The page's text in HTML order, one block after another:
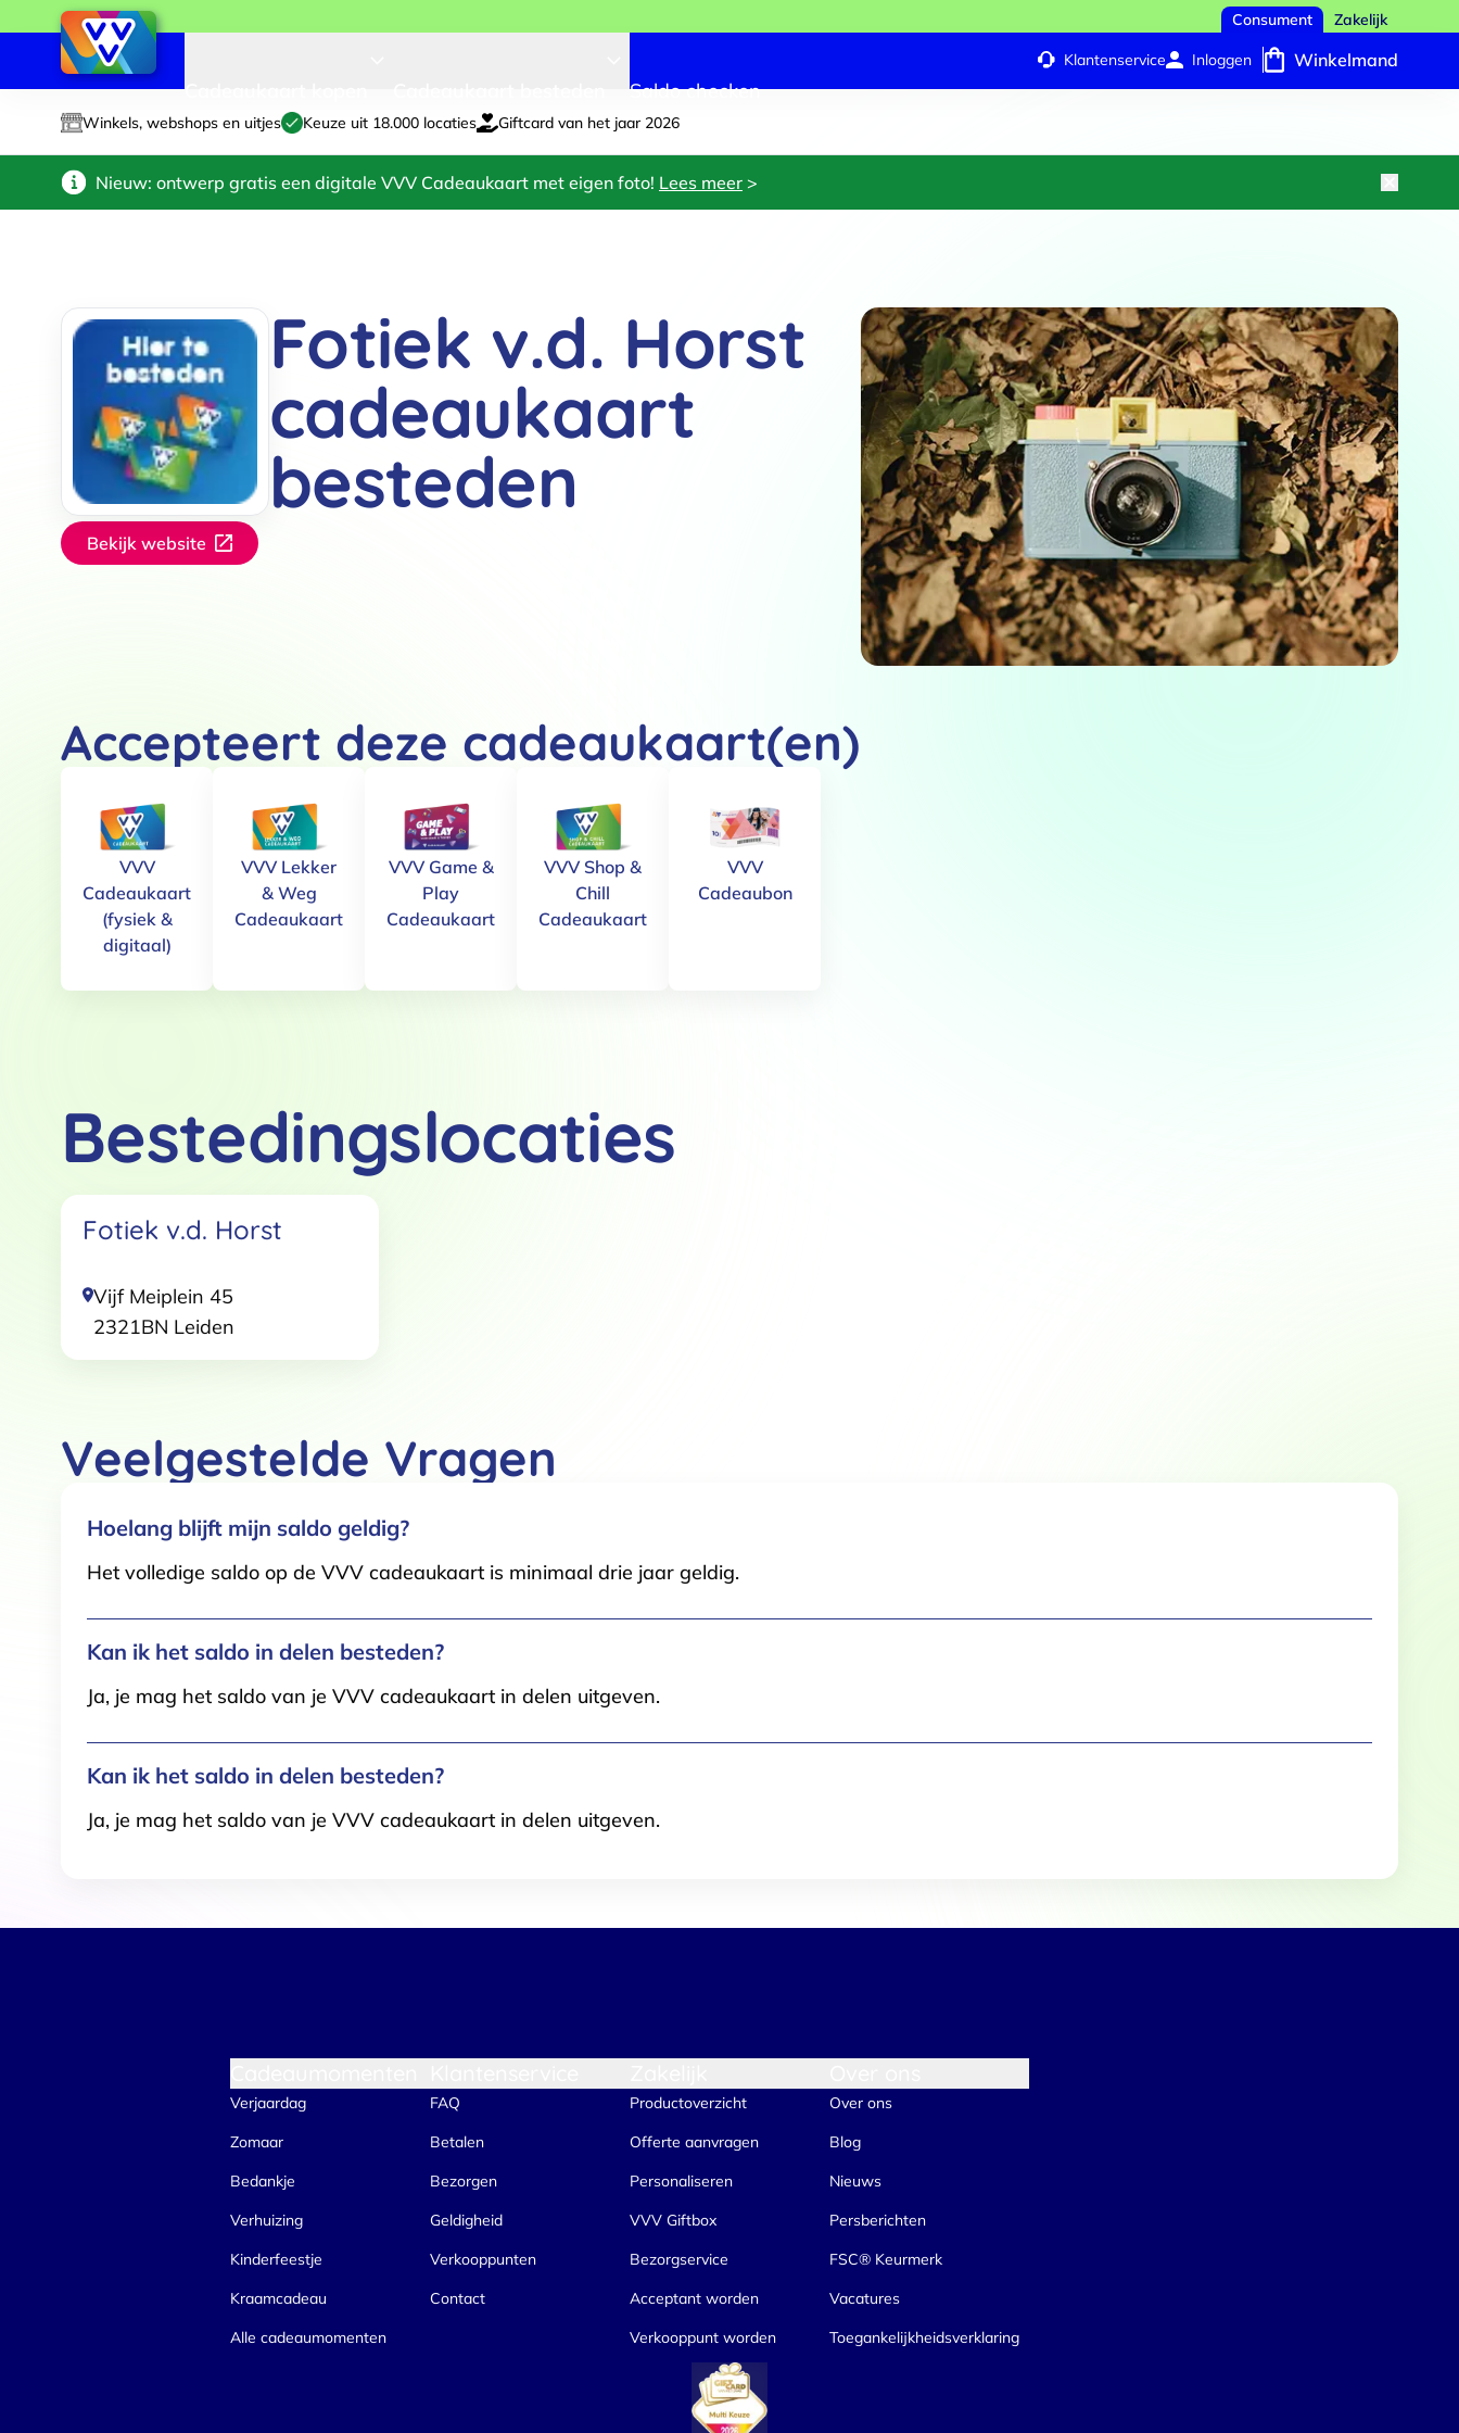
Toestemming
Deze website maakt gebruik van cookies
Functioneel / Noodzakelijk
Selectie toestaan
Consument Zakelijk
Saldo checken
Klantenservice Inloggen Winkelmand
Winkels, webshops en uitjes Keuze uit 18.000 locaties Giftcard van het jaar 2026
Nieuw: ontwerp gratis een digitale VVV Cadeaukaart met eigen foto! Lees meer >
Fotiek v.d. Horst
cadeaukaart
besteden
Bekijk website
Accepteert deze cadeaukaart(en)
VVV
Cadeaukaart
(fysiek &
digitaal)
VVV Lekker
& Weg
Cadeaukaart
VVV Game &
Play
Cadeaukaart
VVV Shop &
Chill
Cadeaukaart
VVV
Cadeaubon
Bestedingslocaties
Fotiek v.d. Horst
Vijf Meiplein 45
2321BN Leiden
Veelgestelde Vragen
Hoelang blijft mijn saldo geldig?
Het volledige saldo op de VVV cadeaukaart is minimaal drie jaar geldig.
Kan ik het saldo in delen besteden?
Ja, je mag het saldo van je VVV cadeaukaart in delen uitgeven.
Kan ik het saldo in delen besteden?
Ja, je mag het saldo van je VVV cadeaukaart in delen uitgeven.
Verjaardag
Zomaar
Bedankje
Verhuizing
Kinderfeestje
Kraamcadeau
Alle cadeaumomenten
FAQ
Betalen
Bezorgen
Geldigheid
Verkooppunten
Contact
Productoverzicht
Offerte aanvragen
Personaliseren
VVV Giftbox
Bezorgservice
Acceptant worden
Verkooppunt worden
Over ons
Blog
Nieuws
Persberichten
FSC® Keurmerk
Vacatures
Toegankelijkheidsverklaring